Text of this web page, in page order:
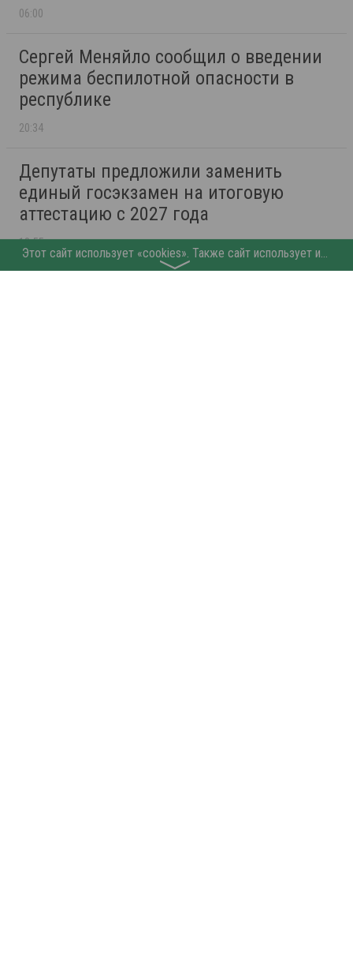
06:00
Сергей Меняйло сообщил о введении
режима беспилотной опасности в
республике
20:34
Депутаты предложили заменить
единый госэкзамен на итоговую
аттестацию с 2027 года
18:55
Этот сайт использует «cookies». Также сайт использует интернет-сервис для сбора технических данных касательно посетителей с целью получения маркетинговой и статистической информации. Условия обработки данных посетителей сайта см.
〉